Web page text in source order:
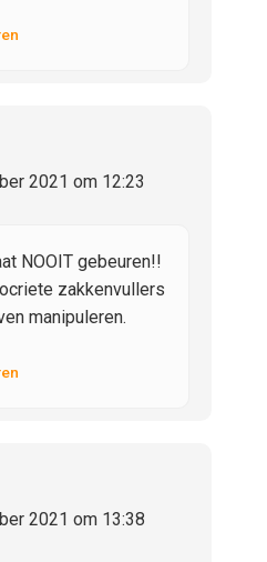
2021 om 12:23
NOOIT gebeuren!!
zakkenvullers
manipuleren.
2021 om 13:38